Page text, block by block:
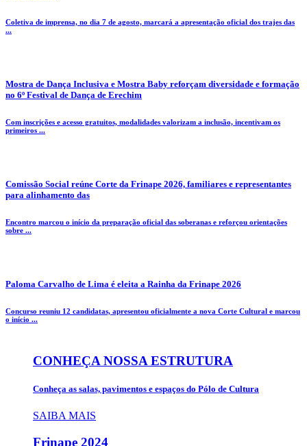
Coletiva de imprensa, no dia 7 de agosto, marcará a apresentação oficial dos trajes das
...
Mostra de Dança Inclusiva e Mostra Baby reforçam diversidade e formação
no 6º Festival de Dança de Erechim
Com inscrições e acesso gratuitos, modalidades valorizam a inclusão, incentivam os
primeiros ...
Comissão Social reúne Corte da Frinape 2026, familiares e representantes
para alinhamento das
Encontro marcou o início da preparação oficial das soberanas e reforçou orientações
sobre ...
Paloma Carvalho de Lima é eleita a Rainha da Frinape 2026
Concurso reuniu 12 candidatas, apresentou oficialmente a nova Corte Cultural e marcou
o início ...
CONHEÇA NOSSA ESTRUTURA
Conheça as salas, pavimentos e espaços do Pólo de Cultura
SAIBA MAIS
Frinape 2024